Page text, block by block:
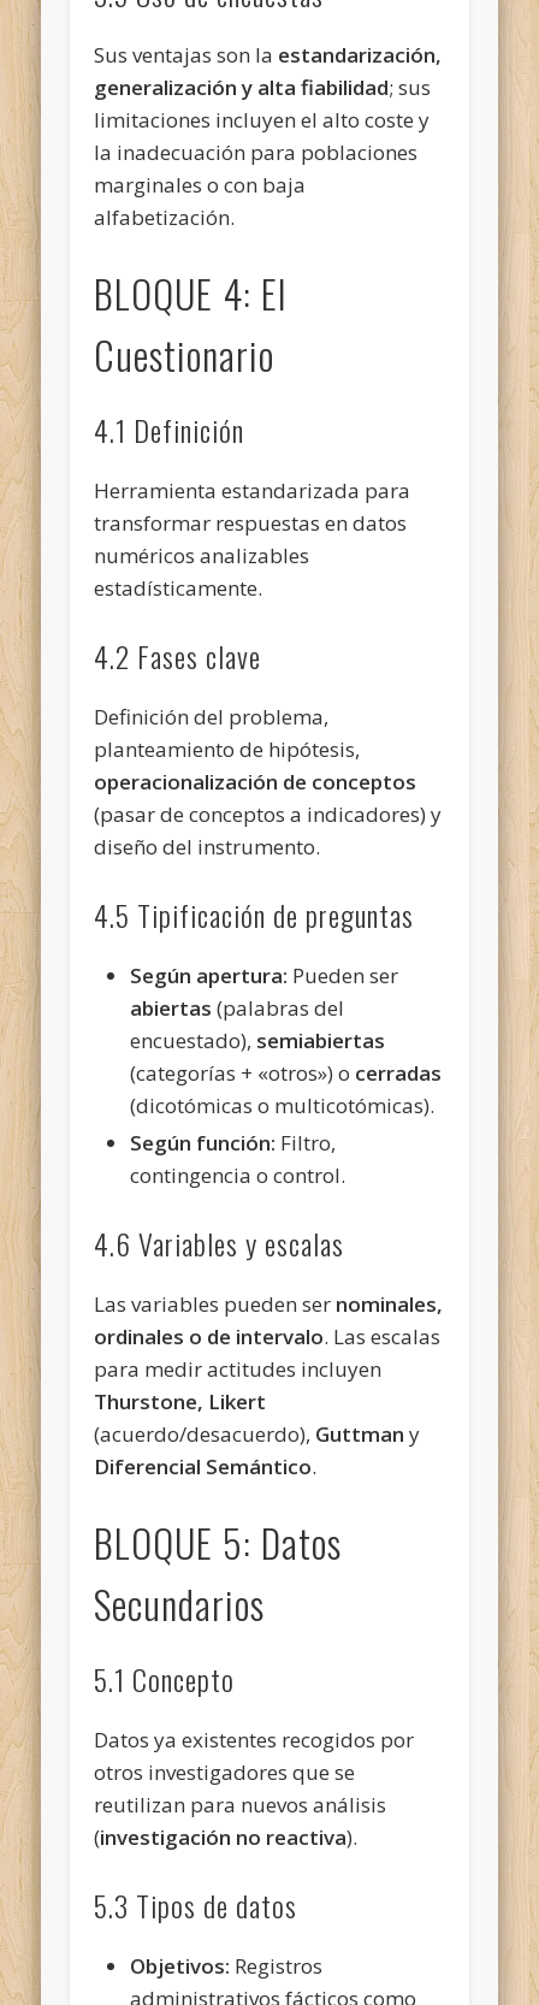
Sus ventajas son la estandarización,
generalización y alta fiabilidad; sus
limitaciones incluyen el alto coste y
la inadecuación para poblaciones
marginales o con baja
alfabetización.
BLOQUE 4: El
Cuestionario
4.1 Definición
Herramienta estandarizada para
transformar respuestas en datos
numéricos analizables
estadísticamente.
4.2 Fases clave
Definición del problema,
planteamiento de hipótesis,
operacionalización de conceptos
(pasar de conceptos a indicadores) y
diseño del instrumento.
4.5 Tipificación de preguntas
Según apertura: Pueden ser
abiertas (palabras del
encuestado), semiabiertas
(categorías + «otros») o cerradas
(dicotómicas o multicotómicas).
Según función: Filtro,
contingencia o control.
4.6 Variables y escalas
Las variables pueden ser nominales,
ordinales o de intervalo. Las escalas
para medir actitudes incluyen
Thurstone, Likert
(acuerdo/desacuerdo), Guttman y
Diferencial Semántico.
BLOQUE 5: Datos
Secundarios
5.1 Concepto
Datos ya existentes recogidos por
otros investigadores que se
reutilizan para nuevos análisis
(investigación no reactiva).
5.3 Tipos de datos
Objetivos: Registros
administrativos fácticos como